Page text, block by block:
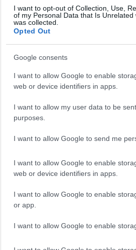
I want to opt-out of Collection, Use,
of my Personal Data that Is
was collected.
Opted Out
Google consents
I want to allow Google to enable
web or device identifiers in apps.
I want to allow my user data to be
purposes.
I want to allow Google to send me
I want to allow Google to enable
web or device identifiers in apps.
I want to allow Google to enable
or app.
I want to allow Google to enable